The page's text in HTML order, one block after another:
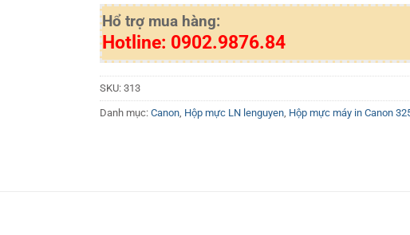
Hổ trợ mua hàng:
Hotline: 0902.9876.84
SKU: 313
Danh mục: Canon, Hộp mực LN lenguyen, Hộp mực máy in Canon